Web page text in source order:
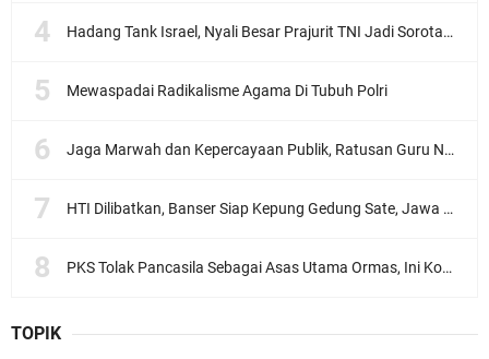
Hadang Tank Israel, Nyali Besar Prajurit TNI Jadi Sorotan Dunia
Mewaspadai Radikalisme Agama Di Tubuh Polri
Jaga Marwah dan Kepercayaan Publik, Ratusan Guru Ngaji Kota Malang Serukan Deklarasi Ramah Anak
HTI Dilibatkan, Banser Siap Kepung Gedung Sate, Jawa Barat
PKS Tolak Pancasila Sebagai Asas Utama Ormas, Ini Komentar PBNU
TOPIK